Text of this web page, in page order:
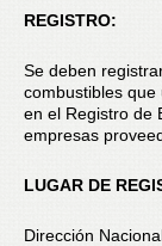
REGISTRO:
Se deben
combustibles que
en el Registro de
empresas
LUGAR DE
Dirección